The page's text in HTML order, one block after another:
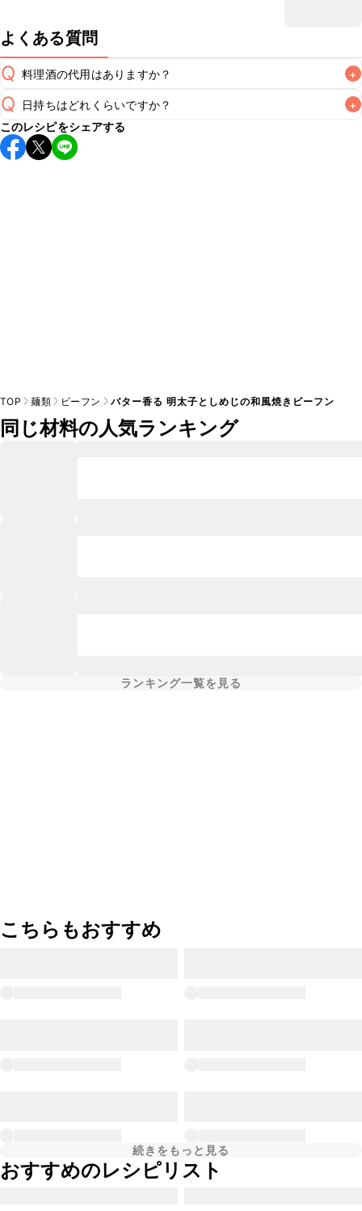
よくある質問
Q 料理酒の代用はありますか？ +
A
Q 日持ちはどれくらいですか？ +
保存期間は冷蔵で翌日中が目安です。なるべくお早めにお召
し上がりください。
このレシピをシェアする
TOP 麺類 ビーフン バター香る 明太子としめじの和風焼きビーフン
同じ材料の人気ランキング
ランキング一覧を見る
こちらもおすすめ
続きをもっと見る
おすすめのレシピリスト